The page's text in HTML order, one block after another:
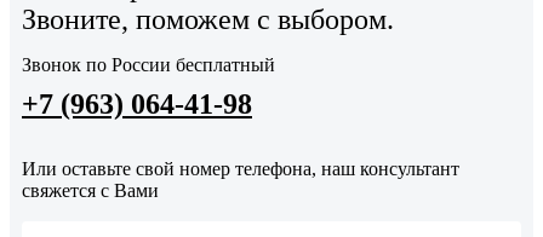
Звоните, поможем с выбором.
Звонок по России бесплатный
+7 (963) 064-41-98
Или оставьте свой номер телефона, наш консультант
свяжется с Вами